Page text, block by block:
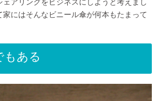
アリングをビジネスにしようと考えまし
にはそんなビニール傘が何本もたまって
もある